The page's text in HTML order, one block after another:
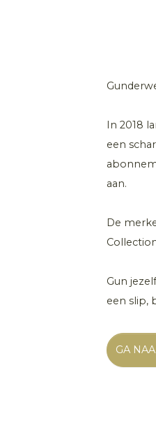
In 2018
een
aan.
De
Gun
een slip,
GA